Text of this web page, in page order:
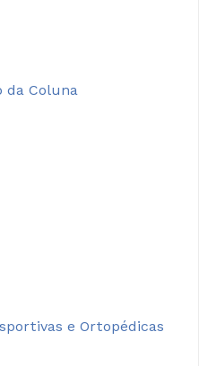
da Coluna
e Ortopédicas